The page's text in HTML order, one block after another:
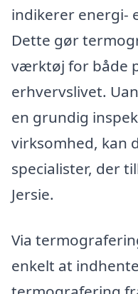
indikerer energi-
Dette gør
værktøj for både
erhvervslivet.
en grundig
virksomhed, kan
specialister, der
Jersie.
Via
enkelt at